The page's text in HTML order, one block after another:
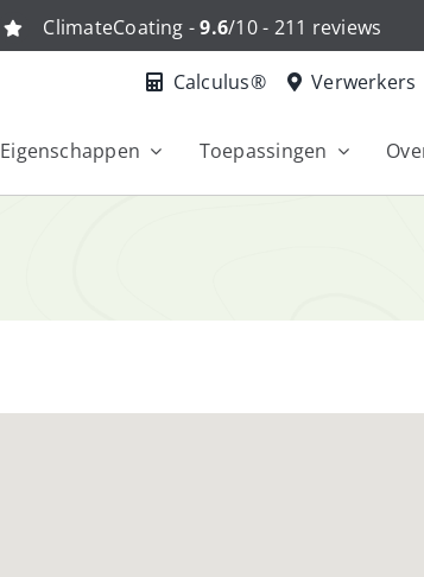
ClimateCoating -9.6/10 - 211 reviews
Calculus® Verwerkers
Eigenschappen Toepassingen